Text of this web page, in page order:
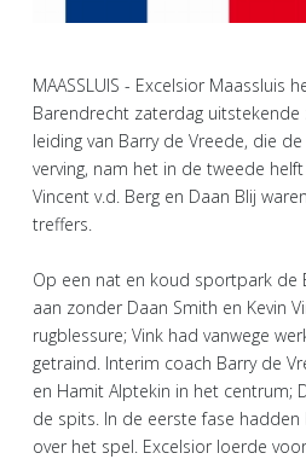
MAASSLUIS - Excelsior Maassluis
Barendrecht zaterdag uitstekende
leiding van Barry de Vreede, die
verving, nam het in de tweede
Vincent v.d. Berg en Daan Blij
treffers.
Op een nat en koud sportpark de
aan zonder Daan Smith en Kevin
rugblessure; Vink had vanwege
getraind. Interim coach Barry de
en Hamit Alptekin in het centrum;
de spits. In de eerste fase
over het spel. Excelsior loerde